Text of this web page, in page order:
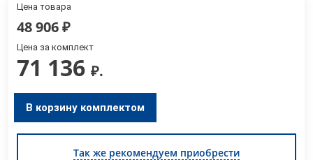
Цена товара
48 906₽
Цена за комплект
71 136 ₽.
В корзину комплектом
Так же рекомендуем приобрести